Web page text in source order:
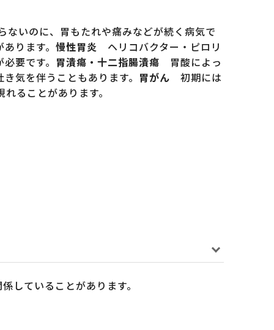
いのに、胃もたれや痛みなどが続く病気で
あります。慢性胃炎 ヘリコバクター・ピロリ
要です。 胃潰瘍・十二指腸潰瘍 胃酸によっ
気を伴うこともあります。 胃がん 初期には
ることがあります。
していることがあります。